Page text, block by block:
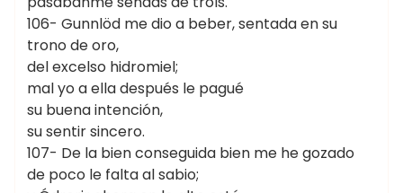
106- Gunnlöd me dio a beber, sentada en su
trono de oro,
del excelso hidromiel;
mal yo a ella después le pagué
su buena intención,
su sentir sincero.
107- De la bien conseguida bien me he gozado
de poco le falta al sabio;